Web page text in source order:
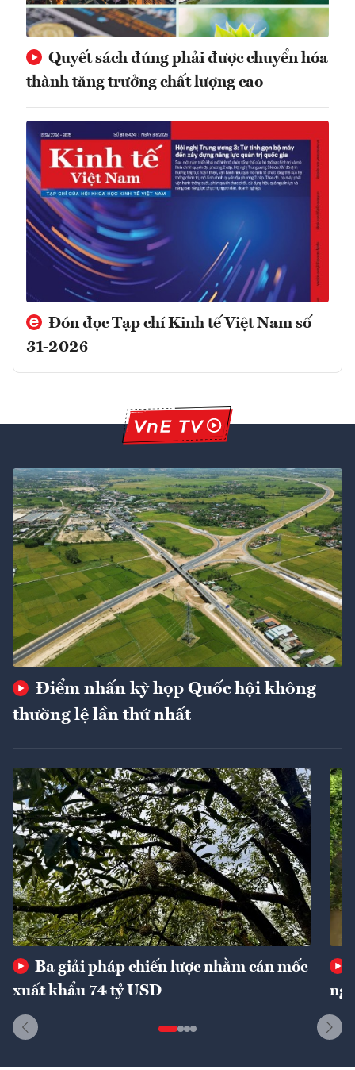
Quyết sách đúng phải được chuyển hóa
thành tăng trưởng chất lượng cao
Đón đọc Tạp chí Kinh tế Việt Nam số
31-2026
Điểm nhấn kỳ họp Quốc hội không
thường lệ lần thứ nhất
Ba giải pháp chiến lược nhằm cán mốc
xuất khẩu 74 tỷ USD